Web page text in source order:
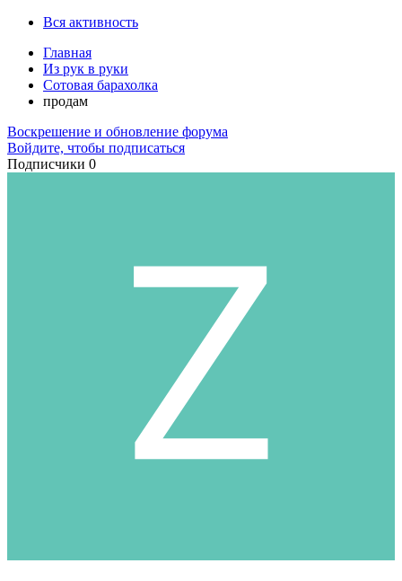
Вся активность
Главная
Из рук в руки
Сотовая барахолка
продам
Воскрешение и обновление форума
Войдите, чтобы подписаться
Подписчики 0